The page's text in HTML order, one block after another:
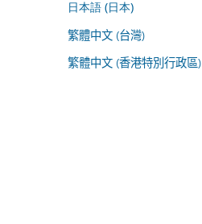
日本語 (日本)
繁體中文 (台灣)
繁體中文 (香港特別行政區)